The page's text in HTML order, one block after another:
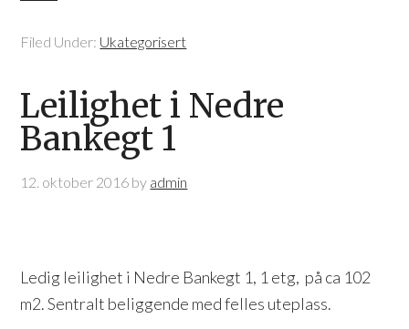
Filed Under: Ukategorisert
Leilighet i Nedre
Bankegt 1
12. oktober 2016 by admin
Ledig leilighet i Nedre Bankegt 1, 1 etg, på ca 102
m2. Sentralt beliggende med felles uteplass.